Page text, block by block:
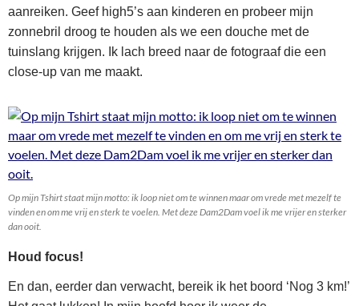
aanreiken. Geef high5’s aan kinderen en probeer mijn
zonnebril droog te houden als we een douche met de
tuinslang krijgen. Ik lach breed naar de fotograaf die een
close-up van me maakt.
Op mijn Tshirt staat mijn motto: ik loop niet om te winnen maar om vrede met mezelf te
vinden en om me vrij en sterk te voelen. Met deze Dam2Dam voel ik me vrijer en sterker
dan ooit.
Houd focus!
En dan, eerder dan verwacht, bereik ik het boord ‘Nog 3 km!’